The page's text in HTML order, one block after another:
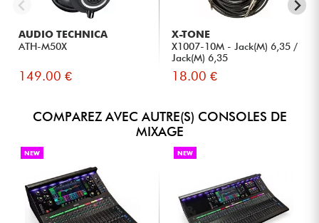
AUDIO TECHNICA
ATH-M50X
149.00 €
X-TONE
X1007-10M - Jack(M) 6,35 /
Jack(M) 6,35
18.00 €
COMPAREZ AVEC AUTRE(S) CONSOLES DE
MIXAGE
NEW NEW